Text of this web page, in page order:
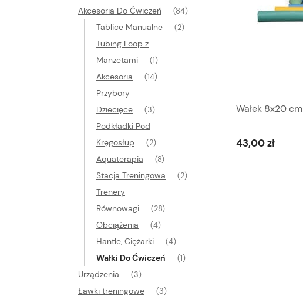
Akcesoria Do Ćwiczeń (84)
Tablice Manualne (2)
Tubing Loop z
Manżetami
(1)
Akcesoria (14)
Przybory
Dziecięce
(3)
Podkładki Pod
Kręgosłup
(2)
Aquaterapia (8)
Stacja Treningowa (2)
Trenery
Równowagi
(28)
Obciążenia (4)
Hantle, Ciężarki (4)
Wałki Do Ćwiczeń (1)
Urządzenia (3)
Ławki treningowe (3)
Wałek 8x20 cm
43,00 zł